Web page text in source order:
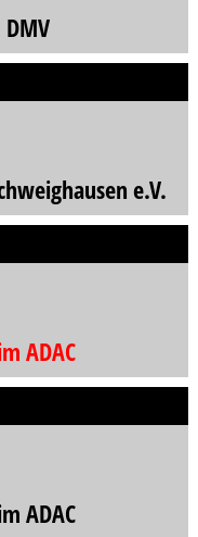
e.V.
ADAC
ADAC